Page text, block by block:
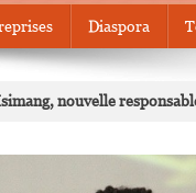
Diaspora
nouvelle